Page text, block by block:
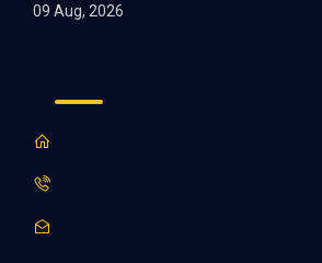
09 Aug, 2026